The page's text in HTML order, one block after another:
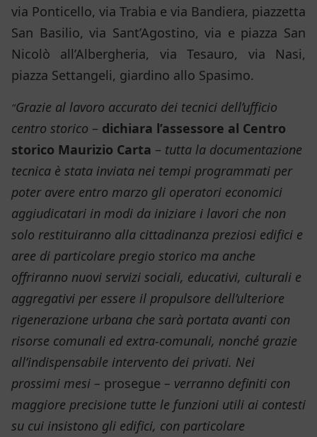
via Ponticello, via Trabia e via Bandiera, piazzetta
San Basilio, via Sant’Agostino, via e piazza San
Nicolò all’Albergheria, via Tesauro, via Nasi,
piazza Settangeli, giardino allo Spasimo.
“Grazie al lavoro accurato dei tecnici dell’ufficio
centro storico – dichiara l’assessore al Centro
storico Maurizio Carta – tutta la documentazione
tecnica è stata inviata nei tempi programmati per
poter avere entro marzo gli operatori economici
aggiudicatari in modi da iniziare i lavori che non
solo restituiranno alla cittadinanza preziosi edifici e
aree di particolare pregio storico ma anche
offriranno nuovi servizi sociali, educativi, culturali e
aggregativi per essere il propulsore dell’ulteriore
rigenerazione urbana che sarà portata avanti con
risorse comunali ed extra-comunali, nonché grazie
all’indispensabile intervento dei privati. Nei
prossimi mesi – prosegue – verranno definiti con
maggiore precisione tutte le funzioni utili ai contesti
su cui insistono gli edifici, con particolare